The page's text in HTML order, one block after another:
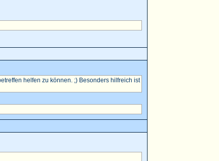
helfen zu können. ;) Besonders hilfreich ist